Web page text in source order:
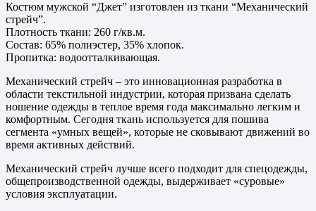
Костюм мужской “Джет” изготовлен из ткани “Механический
стрейч”.
Плотность ткани: 260 г/кв.м.
Состав: 65% полиэстер, 35% хлопок.
Пропитка: водоотталкивающая.
Механический стрейч – это инновационная разработка в
области текстильной индустрии, которая призвана сделать
ношение одежды в теплое время года максимально легким и
комфортным. Сегодня ткань используется для пошива
сегмента «умных вещей», которые не сковывают движений во
время активных действий.
Механический стрейч лучше всего подходит для спецодежды,
общепроизводственной одежды, выдерживает «суровые»
условия эксплуатации.